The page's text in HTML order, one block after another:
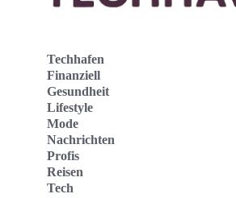
Techhafen
Finanziell
Gesundheit
Lifestyle
Mode
Nachrichten
Profis
Reisen
Tech